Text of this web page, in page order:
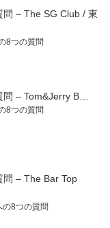
– The SG Club / 東
8つの質問
問 – Tom&Jerry B…
8つの質問
問 – The Bar Top
の8つの質問